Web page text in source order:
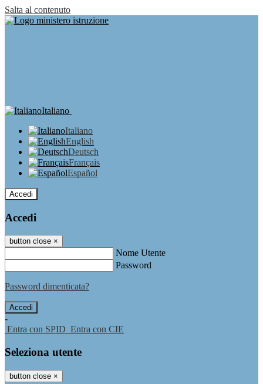
Salta al contenuto
Italiano
Italiano
English
Deutsch
Français
Español
Accedi
Accedi
button close ×
Nome Utente
Password
Password dimenticata?
-
Entra con SPID Entra con CIE
Seleziona utente
button close ×